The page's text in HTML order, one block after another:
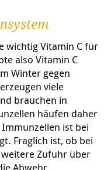
wichtig Vitamin C für
also Vitamin C
Winter gegen
viele
brauchen in
häufen daher
ist bei
Fraglich ist, ob bei
Zufuhr über
Abwehr